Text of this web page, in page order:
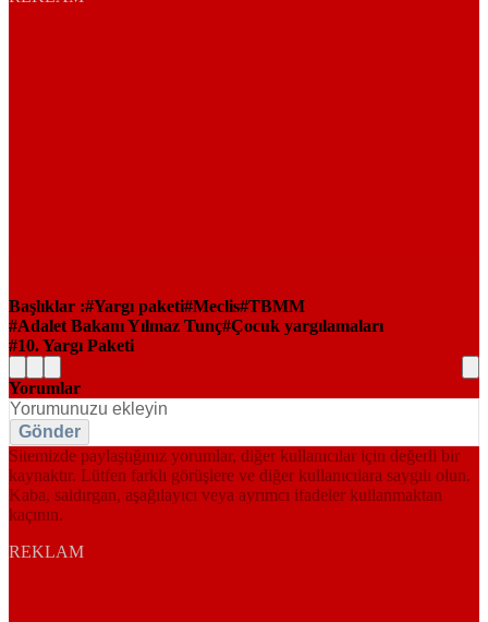
Başlıklar : Yargı paketi Meclis TBMM
Adalet Bakanı Yılmaz Tunç Çocuk yargılamaları
10. Yargı Paketi
Yorumlar
Gönder
Sitemizde paylaştığınız yorumlar, diğer kullanıcılar için değerli bir
kaynaktır. Lütfen farklı görüşlere ve diğer kullanıcılara saygılı olun.
Kaba, saldırgan, aşağılayıcı veya ayrımcı ifadeler kullanmaktan
kaçının.
REKLAM